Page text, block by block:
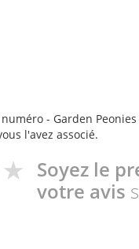
- Garden
l'avez associé.
Soyez le
votre avis